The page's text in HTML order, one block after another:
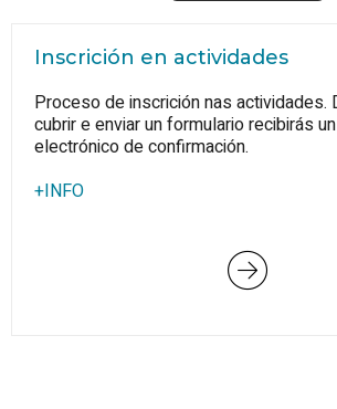
Inscrición en actividades
Proceso de inscrición nas actividades.
cubrir e enviar un formulario recibirás
electrónico de confirmación.
+INFO